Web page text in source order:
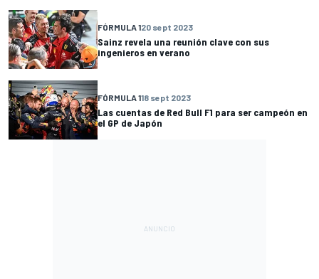
FÓRMULA 120 sept 2023
Sainz revela una reunión clave con sus
ingenieros en verano
FÓRMULA 118 sept 2023
Las cuentas de Red Bull F1 para ser campeón en
el GP de Japón